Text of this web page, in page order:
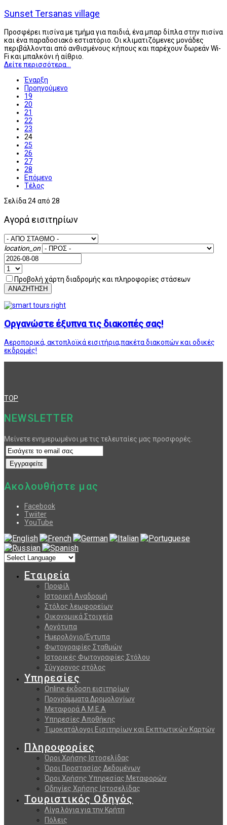
Sunset Tersanas village
Προσφέρει πισίνα με τμήμα για παιδιά, ένα μπαρ δίπλα στην πισίνα
και ένα παραδοσιακό εστιατόριο. Οι κλιματιζόμενες μονάδες
περιβάλλονται από ανθισμένους κήπους και παρέχουν δωρεάν Wi-
Fi και μπαλκόνι ή αίθριο.
Δείτε περισσότερα...
Έναρξη
Προηγούμενο
19
20
21
22
23
24
25
26
27
28
Επόμενο
Τέλος
Σελίδα 24 από 28
Αγορά εισιτηρίων
location_on
Προβολή χάρτη διαδρομής και πληροφορίες στάσεων
ΑΝΑΖΗΤΗΣΗ
Οργανώστε έξυπνα τις διακοπές σας!
Αεροπορικά, ακτοπλοϊκά εισιτήρια,πακέτα διακοπών και οδικές
εκδρομές!
TOP
NEWSLETTER
Μείνετε ενημερωμένοι με τις τελευταίες μας προσφορές.
Ακολουθήστε μας
Facebook
Twiiter
YouTube
Εταιρεία
Προφίλ
Ιστορική Αναδρομή
Στόλος λεωφορείων
Οικονομικά Στοιχεία
Λογότυπα
Ημερολόγιο/Εντυπα
Φωτογραφίες Σταθμών
Ιστορικές Φωτογραφίες Στόλου
Σύγχρονος στόλος
Υπηρεσίες
Online έκδοση εισιτηρίων
Προγράμματα Δρομολογίων
Μεταφορά Α.Μ.Ε.Α
Υπηρεσίες Αποθήκης
Τιμοκατάλογοι Εισιτηρίων και Εκπτωτικών Καρτών
Πληροφορίες
Όροι Χρήσης Ιστοσελίδας
Όροι Προστασίας Δεδομένων
Όροι Χρήσης Υπηρεσίας Μεταφορών
Οδηγίες Χρήσης Ιστοσελίδας
Τουριστικός Οδηγός
Λίγα λόγια για την Κρήτη
Πόλεις